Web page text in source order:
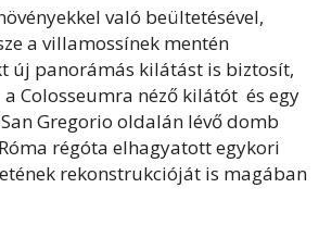
való beültetésével,
a villamossínek mentén
új panorámás kilátást is biztosít,
Colosseumra néző kilátót és egy
Gregorio oldalán lévő domb
régóta elhagyatott egykori
rekonstrukcióját is magában